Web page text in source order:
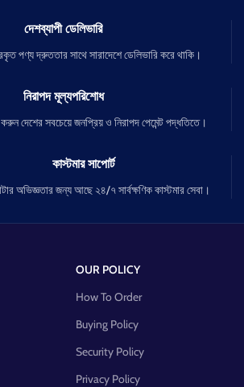
দেশব্যাপী ডেলিভারি
পণ্য দ্রুততার সাথে সারাদেশে ডেলিভারি করে থাকি।
নিরাপদ মূল্যপরিশোধ
দেশের সবচেয়ে জনপ্রিয় ও নিরাপদ পেমেন্ট পদ্ধতিতে।
কাস্টমার সাপোর্ট
অভিজ্ঞতার জন্য আছে ২৪/৭ সার্বক্ষণিক কাস্টমার সেবা।
OUR POLICY
How To Order
Buying Policy
Security Policy
Privacy Policy